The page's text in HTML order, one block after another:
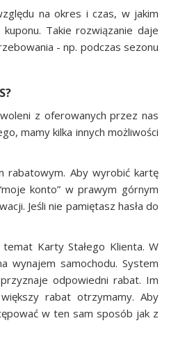
na okres i czas, w jakim
Takie rozwiązanie daje
- np. podczas sezonu
z oferowanych przez nas
mamy kilka innych możliwości
rabatowym. Aby wyrobić kartę
konto” w prawym górnym
Jeśli nie pamiętasz hasła do
Karty Stałego Klienta. W
wynajem samochodu. System
odpowiedni rabat. Im
rabat otrzymamy. Aby
w ten sam sposób jak z